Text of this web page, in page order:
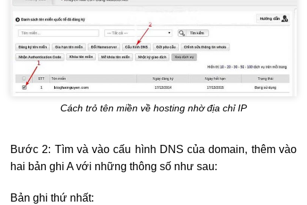
Cách trỏ tên miền về hosting nhờ địa chỉ IP
Bước 2: Tìm và vào cấu hình DNS của domain, thêm vào
hai bản ghi A với những thông số như sau:
Bản ghi thứ nhất: